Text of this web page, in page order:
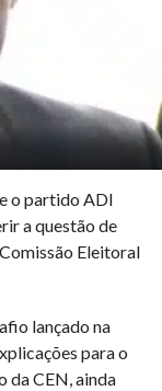
o partido ADI
a questão de
Eleitoral
lançado na
para o
da CEN, ainda